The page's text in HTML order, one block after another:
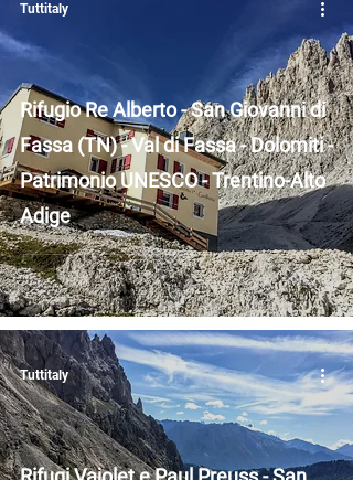
Rifugio Re Alberto - San Giovanni di
Fassa (TN) - Val di Fassa - Dolomiti -
Patrimonio UNESCO - Trentino-Alto
Adige
Tuttitaly
Tuttitaly